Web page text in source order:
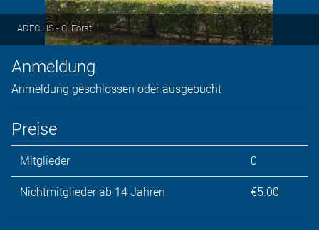
ADFC HS - C. Forst
Anmeldung
Anmeldung geschlossen oder ausgebucht
Preise
Mitglieder 0
Nichtmitglieder ab 14 Jahren €5.00